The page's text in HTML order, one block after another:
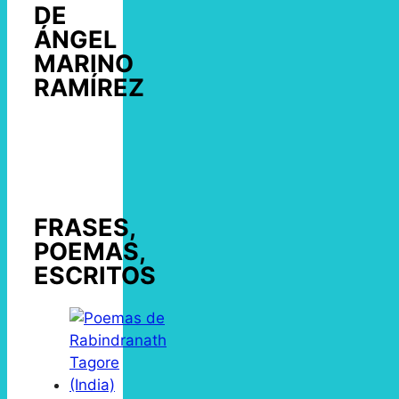
DE
ÁNGEL
MARINO
RAMÍREZ
FRASES,
POEMAS,
ESCRITOS